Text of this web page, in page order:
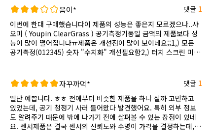
고 공기 청정기와 환기를 조절합니다. 많이 실망입니다, 몇 만원
짜리 제품도 아니고 기대가 컸었는지....시간이 좀 지나면 제대로
잡힐까요? 그럴꺼 같지 않은데요 만일 그렇다면 후기 고치겠습니
다.습온도 표시는 매우 좋습니다만, 습온도계로 이 가격을.....??
음이* 댓글 1
이번에 한대 구매했습니다이 제품의 성능은 좋은지 모르겠으나..샤
오미 ( Youpin ClearGrass ) 공기측정기동일 금액의 제품보다 성
능이 많이 떨어집니다ㅠ제품은 개선점이 많이 보이네요;;1,) 모든
공기측정(012345) 숫자 "수치화" 개선필요함2,) 터치 스크린 미지
미보다 (부피)가 큽니다6,) wifi공유기는 연결 되지만 (휴대폰 테더
링) 연결이 안됩니다7,) 과거 지난 1~2개월 공기질 데이터 확인이
안되네요
자꾸까먹* 댓글 1
일단 예쁩니다. ㅎㅎ 전에부터 비슷한 제품을 하나 살까 고민하고
있었는데, 공기 청정기 사러 들어왔다 발견했어요. 특히 외부 정보
도 알려주기 때문에 밖에 나가기 전에 살펴볼 수 있는 장점이 있네
요. 센서제품은 결국 센서의 신뢰도와 수명이 가격을 결정하는데,